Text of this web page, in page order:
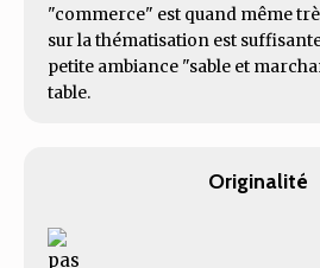
"commerce" est quand même
sur la thématisation est
petite ambiance "sable et
table.
Originalité